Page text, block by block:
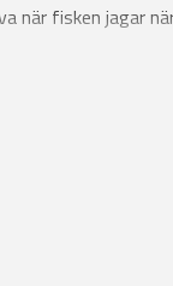
när fisken jagar